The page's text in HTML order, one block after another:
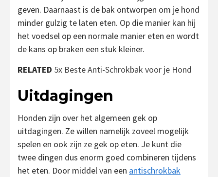
geven. Daarnaast is de bak ontworpen om je hond
minder gulzig te laten eten. Op die manier kan hij
het voedsel op een normale manier eten en wordt
de kans op braken een stuk kleiner.
RELATED 5x Beste Anti-Schrokbak voor je Hond
Uitdagingen
Honden zijn over het algemeen gek op
uitdagingen. Ze willen namelijk zoveel mogelijk
spelen en ook zijn ze gek op eten. Je kunt die
twee dingen dus enorm goed combineren tijdens
het eten. Door middel van een antischrokbak